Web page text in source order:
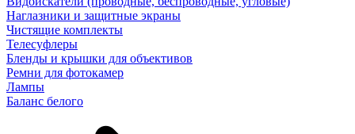
Наглазники и защитные экраны
Чистящие комплекты
Телесуфлеры
Бленды и крышки для объективов
Ремни для фотокамер
Лампы
Баланс белого